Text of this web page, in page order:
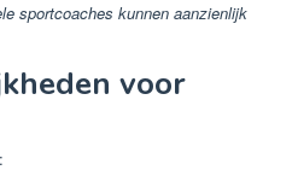
sportcoaches kunnen aanzienlijk
voor